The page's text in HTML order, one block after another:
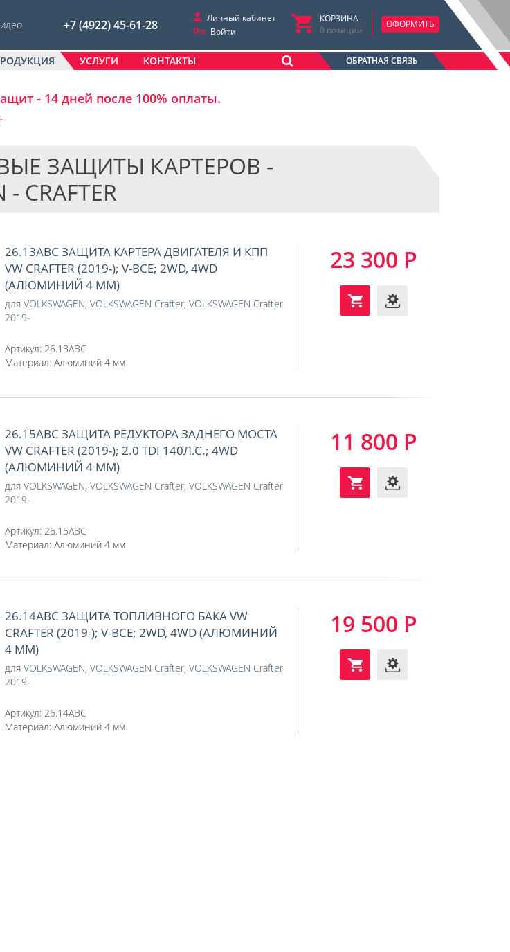
+7 (4922) 45-61-28
Личный кабинет
Войти
КОРЗИНА
0 позиций
ОФОРМИТЬ
УСЛУГИ КОНТАКТЫ ОБРАТНАЯ СВЯЗЬ
- 14 дней после 100% оплаты.
ЗАЩИТЫ КАРТЕРОВ -
- CRAFTER
26.13ABC ЗАЩИТА КАРТЕРА ДВИГАТЕЛЯ И КПП
VW CRAFTER (2019-); V-ВСЕ; 2WD, 4WD
(АЛЮМИНИЙ 4 ММ)
для VOLKSWAGEN, VOLKSWAGEN Crafter, VOLKSWAGEN Crafter
2019-
Артикул: 26.13ABC
Материал: Алюминий 4 мм
23 300 Р
26.15АВС ЗАЩИТА РЕДУКТОРА ЗАДНЕГО МОСТА
VW CRAFTER (2019-); 2.0 TDI 140Л.С.; 4WD
(АЛЮМИНИЙ 4 ММ)
для VOLKSWAGEN, VOLKSWAGEN Crafter, VOLKSWAGEN Crafter
2019-
Артикул: 26.15АВС
Материал: Алюминий 4 мм
11 800 Р
26.14АВС ЗАЩИТА ТОПЛИВНОГО БАКА VW
CRAFTER (2019-); V-ВСЕ; 2WD, 4WD (АЛЮМИНИЙ
4 ММ)
для VOLKSWAGEN, VOLKSWAGEN Crafter, VOLKSWAGEN Crafter
2019-
Артикул: 26.14АВС
Материал: Алюминий 4 мм
19 500 Р